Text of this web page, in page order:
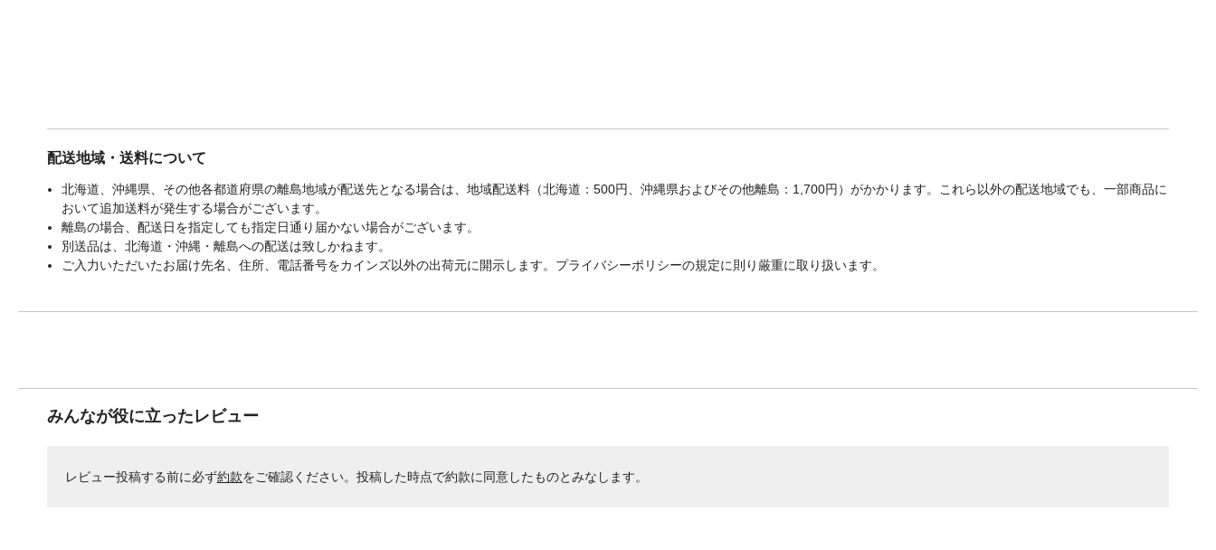
配送地域・送料について
北海道、沖縄県、その他各都道府県の離島地域が配送先となる場合は、地域配送料（北海道：500円、沖縄県およびその他離島：1,700円）がかかります。これら以外の配送地域でも、一部商品に
おいて追加送料が発生する場合がございます。
離島の場合、配送日を指定しても指定日通り届かない場合がございます。
別送品は、北海道・沖縄・離島への配送は致しかねます。
ご入力いただいたお届け先名、住所、電話番号をカインズ以外の出荷元に開示します。プライバシーポリシーの規定に則り厳重に取り扱います。
みんなが役に立ったレビュー
レビュー投稿する前に必ず約款をご確認ください。投稿した時点で約款に同意したものとみなします。